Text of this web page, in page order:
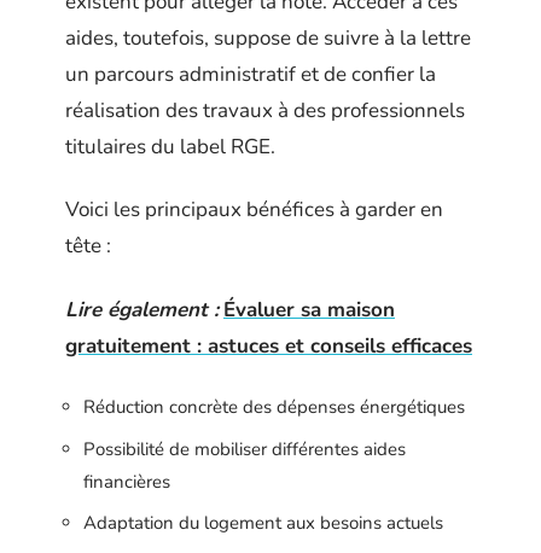
aides, toutefois, suppose de suivre à la lettre
un parcours administratif et de confier la
réalisation des travaux à des professionnels
titulaires du label RGE.
Voici les principaux bénéfices à garder en
tête :
Lire également : Évaluer sa maison
gratuitement : astuces et conseils efficaces
Réduction concrète des dépenses énergétiques
Possibilité de mobiliser différentes aides
financières
Adaptation du logement aux besoins actuels